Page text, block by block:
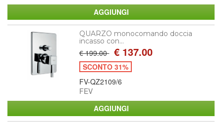
QUARZO monocomando doccia
incasso con...
€ 199.00 € 137.00
SCONTO 31%
FV-QZ2109/6
FEV